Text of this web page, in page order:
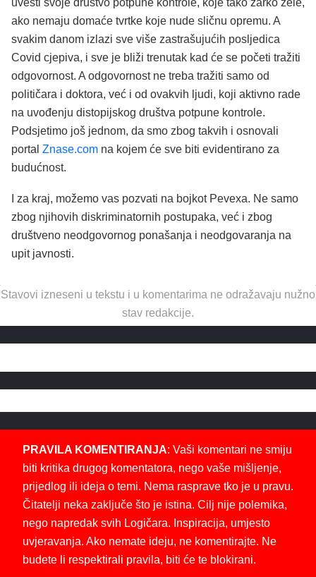
uvesti svoje društvo potpune kontrole, koje tako žarko žele,
ako nemaju domaće tvrtke koje nude sličnu opremu. A
svakim danom izlazi sve više zastrašujućih posljedica
Covid cjepiva, i sve je bliži trenutak kad će se početi tražiti
odgovornost. A odgovornost ne treba tražiti samo od
političara i doktora, već i od ovakvih ljudi, koji aktivno rade
na uvođenju distopijskog društva potpune kontrole.
Podsjetimo još jednom, da smo zbog takvih i osnovali
portal Znase.com na kojem će sve biti evidentirano za
budućnost.
I za kraj, možemo vas pozvati na bojkot Pevexa. Ne samo
zbog njihovih diskriminatornih postupaka, već i zbog
društveno neodgovornog ponašanja i neodgovaranja na
upit javnosti.
Stavovi izneseni u tekstu i u komentarima ne odražavaju nužno
stav redakcije.
PRAVILA KOMENTIRANJA: Vaši komentari ne smiju
biti kritika drugog komentatora, nego vaše mišljenje,
prijedlog ili ideja o temi. Nema rasprave tko je u pravu.
Čitatelji neka zaključe što je istina. Cilj nije polemika,
nego napredak svih Logičara. Inspiracija, umjesto
uvjeravanja. Ako nemate ideju, ne komentirajte. Ne
budete li respektirali pravila, biti će te blokirani.